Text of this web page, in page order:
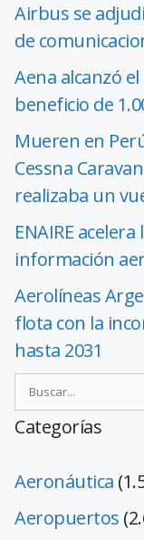
Airbus se
de
Aena alcanzó
beneficio de
Mueren en
Cessna
realizaba un
ENAIRE
información
Aerolíneas
flota con la
hasta 2031
Categorías
Aeronáutica
Aeropuertos